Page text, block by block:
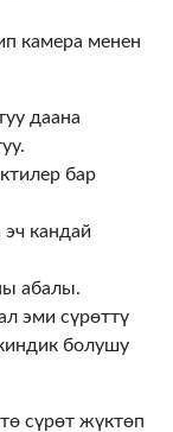
камера менен
даана
бар
кандай
абалы.
эми сүрөттү
болушу
сүрөт жүктөп